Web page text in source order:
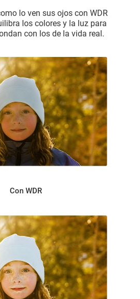
lo ven sus ojos con WDR
los colores y la luz para
con los de la vida real.
Con WDR